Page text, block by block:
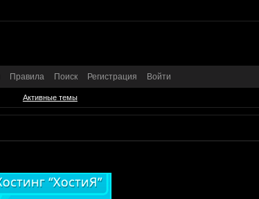
Правила Поиск Регистрация Войти
Активные темы